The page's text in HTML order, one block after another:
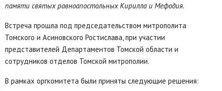
памяти святых равноапостольных Кирилла и Мефодия.
Встреча прошла под председательством митрополита
Томского и Асиновского Ростислава, при участии
представителей Департаментов Томской области и
сотрудников отделов Томской митрополии.
В рамках оргкомитета были приняты следующие решения: